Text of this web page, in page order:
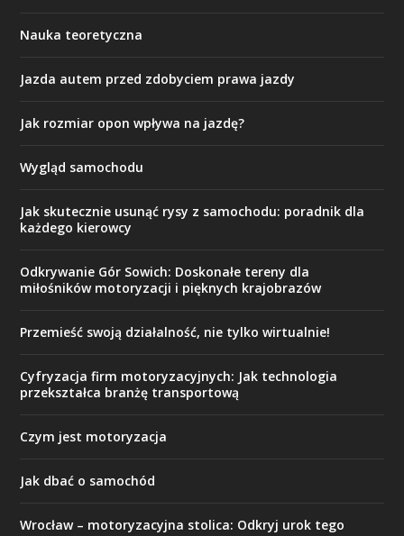
Nauka teoretyczna
Jazda autem przed zdobyciem prawa jazdy
Jak rozmiar opon wpływa na jazdę?
Wygląd samochodu
Jak skutecznie usunąć rysy z samochodu: poradnik dla
każdego kierowcy
Odkrywanie Gór Sowich: Doskonałe tereny dla
miłośników motoryzacji i pięknych krajobrazów
Przemieść swoją działalność, nie tylko wirtualnie!
Cyfryzacja firm motoryzacyjnych: Jak technologia
przekształca branżę transportową
Czym jest motoryzacja
Jak dbać o samochód
Wrocław – motoryzacyjna stolica: Odkryj urok tego